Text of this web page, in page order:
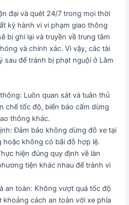
đại và quét 24/7 trong mọi thời
kỳ hành vi vi phạm giao thông
bị ghi lại và truyền về trung tâm
và chính xác. Vì vậy, các tài
sau để tránh bị phạt nguội ở Lâm
Luôn quan sát và tuân thủ
chế tốc độ, biển báo cấm dừng
thông khác.
Đảm bảo không dừng đỗ xe tại
không có bãi đỗ hợp lệ.
hiện đúng quy định về làn
tiện khác nhau để tránh vi
an toàn: Không vượt quá tốc độ
khoảng cách an toàn với xe phía